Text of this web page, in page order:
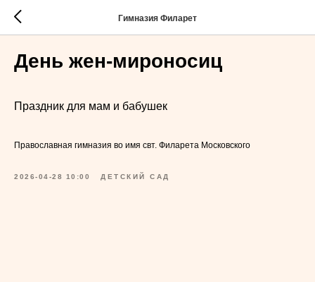
Гимназия Филарет
День жен-мироносиц
Праздник для мам и бабушек
Православная гимназия во имя свт. Филарета Московского
2026-04-28 10:00 ДЕТСКИЙ САД